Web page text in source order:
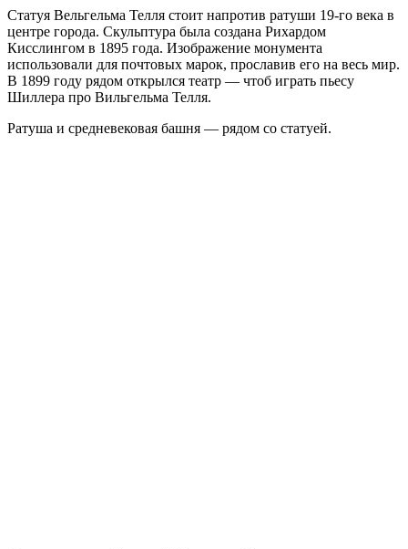
Статуя Вельгельма Телля стоит напротив ратуши 19-го века в
центре города. Скульптура была создана Рихардом
Кисслингом в 1895 года. Изображение монумента
использовали для почтовых марок, прославив его на весь мир.
В 1899 году рядом открылся театр — чтоб играть пьесу
Шиллера про Вильгельма Телля.
Ратуша и средневековая башня — рядом со статуей.